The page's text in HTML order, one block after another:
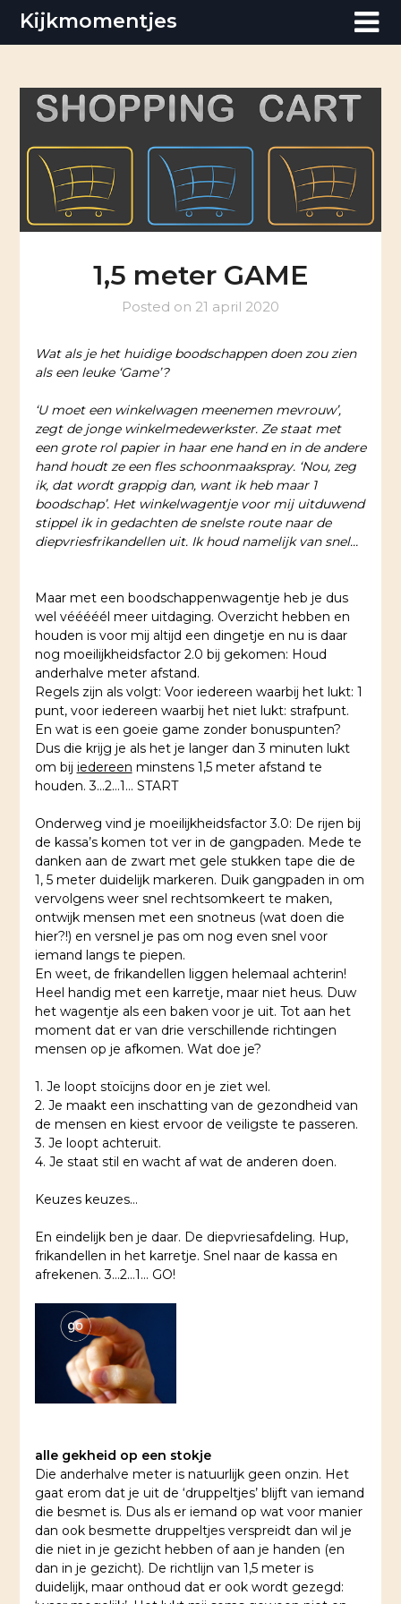
SkipKijkmomentjes
1,5 meter GAME
Posted on 21 april 2020
Wat als je het huidige boodschappen doen zou zien
als een leuke ‘Game’?
‘U moet een winkelwagen meenemen mevrouw’,
zegt de jonge winkelmedewerkster. Ze staat met
een grote rol papier in haar ene hand en in de andere
hand houdt ze een fles schoonmaakspray. ‘Nou, zeg
ik, dat wordt grappig dan, want ik heb maar 1
boodschap’. Het winkelwagentje voor mij uitduwend
stippel ik in gedachten de snelste route naar de
diepvriesfrikandellen uit. Ik houd namelijk van snel…
Maar met een boodschappenwagentje heb je dus
wel vééééél meer uitdaging. Overzicht hebben en
houden is voor mij altijd een dingetje en nu is daar
nog moeilijkheidsfactor 2.0 bij gekomen: Houd
anderhalve meter afstand.
Regels zijn als volgt: Voor iedereen waarbij het lukt: 1
punt, voor iedereen waarbij het niet lukt: strafpunt.
En wat is een goeie game zonder bonuspunten?
Dus die krijg je als het je langer dan 3 minuten lukt
om bij iedereen minstens 1,5 meter afstand te
houden. 3…2…1… START
Onderweg vind je moeilijkheidsfactor 3.0: De rijen bij
de kassa’s komen tot ver in de gangpaden. Mede te
danken aan de zwart met gele stukken tape die de
1, 5 meter duidelijk markeren. Duik gangpaden in om
vervolgens weer snel rechtsomkeert te maken,
ontwijk mensen met een snotneus (wat doen die
hier?!) en versnel je pas om nog even snel voor
iemand langs te piepen.
En weet, de frikandellen liggen helemaal achterin!
Heel handig met een karretje, maar niet heus. Duw
het wagentje als een baken voor je uit. Tot aan het
moment dat er van drie verschillende richtingen
mensen op je afkomen. Wat doe je?
1. Je loopt stoïcijns door en je ziet wel.
2. Je maakt een inschatting van de gezondheid van
de mensen en kiest ervoor de veiligste te passeren.
3. Je loopt achteruit.
4. Je staat stil en wacht af wat de anderen doen.
Keuzes keuzes…
En eindelijk ben je daar. De diepvriesafdeling. Hup,
frikandellen in het karretje. Snel naar de kassa en
afrekenen. 3…2…1… GO!
alle gekheid op een stokje
Die anderhalve meter is natuurlijk geen onzin. Het
gaat erom dat je uit de ‘druppeltjes’ blijft van iemand
die besmet is. Dus als er iemand op wat voor manier
dan ook besmette druppeltjes verspreidt dan wil je
die niet in je gezicht hebben of aan je handen (en
dan in je gezicht). De richtlijn van 1,5 meter is
duidelijk, maar onthoud dat er ook wordt gezegd: